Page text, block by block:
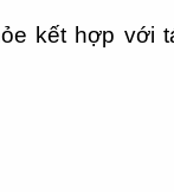
kết hợp với